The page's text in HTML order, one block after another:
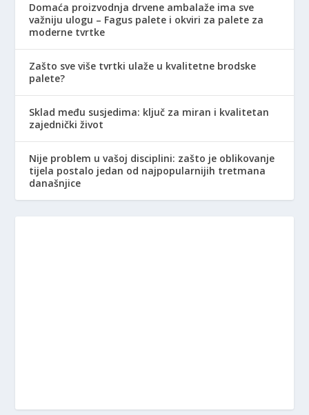
Domaća proizvodnja drvene ambalaže ima sve
važniju ulogu – Fagus palete i okviri za palete za
moderne tvrtke
Zašto sve više tvrtki ulaže u kvalitetne brodske
palete?
Sklad među susjedima: ključ za miran i kvalitetan
zajednički život
Nije problem u vašoj disciplini: zašto je oblikovanje
tijela postalo jedan od najpopularnijih tretmana
današnjice